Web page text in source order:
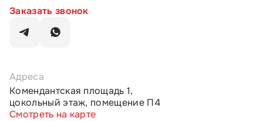
Заказать звонок
Адреса
Комендантская площадь 1,
цокольный этаж, помещение П4
Смотреть на карте